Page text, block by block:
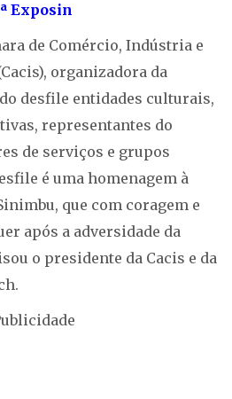
Exposin
de Comércio, Indústria e
organizadora da
desfile entidades culturais,
representantes do
de serviços e grupos
é uma homenagem à
que com coragem e
após a adversidade da
o presidente da Cacis e da